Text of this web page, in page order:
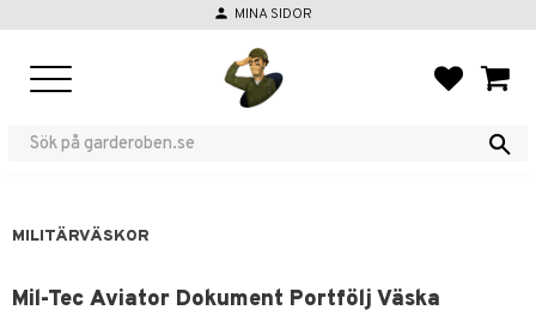
person MINA SIDOR
MILITÄRVÄSKOR
Mil-Tec Aviator Dokument Portfölj Väska